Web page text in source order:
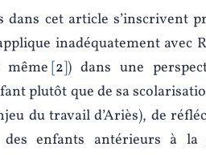
dans cet article s’inscrivent
inadéquatement avec
même 2 ) dans une
plutôt que de sa
du travail d’Ariès), de
enfants antérieurs à la